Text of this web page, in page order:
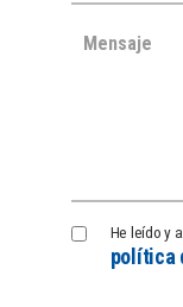
PolíticaHe leído y
política